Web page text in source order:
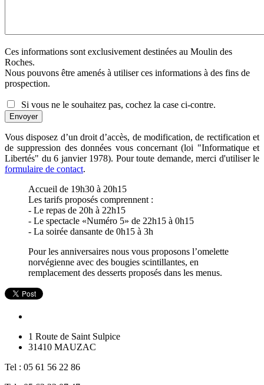
Ces informations sont exclusivement destinées au Moulin des
Roches.
Nous pouvons être amenés à utiliser ces informations à des fins de
prospection.
Si vous ne le souhaitez pas, cochez la case ci-contre.
Vous disposez d’un droit d’accès, de modification, de rectification et
de suppression des données vous concernant (loi "Informatique et
Libertés" du 6 janvier 1978). Pour toute demande, merci d'utiliser le
formulaire de contact.
Accueil de 19h30 à 20h15
Les tarifs proposés comprennent :
- Le repas de 20h à 22h15
- Le spectacle «Numéro 5» de 22h15 à 0h15
- La soirée dansante de 0h15 à 3h
Pour les anniversaires nous vous proposons l’omelette
norvégienne avec des bougies scintillantes, en
remplacement des desserts proposés dans les menus.
1 Route de Saint Sulpice
31410 MAUZAC
Tel : 05 61 56 22 86